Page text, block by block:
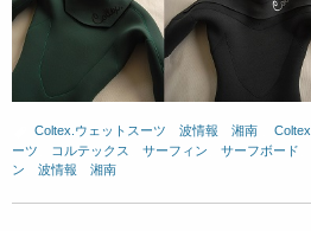
Coltex.ウェットスーツ 波情報 湘南 Coltex
ーツ
コルテックス サーフィン サーフボード
ン
波情報 湘南